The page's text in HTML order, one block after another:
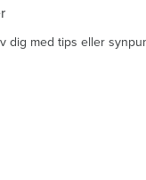
dig med tips eller